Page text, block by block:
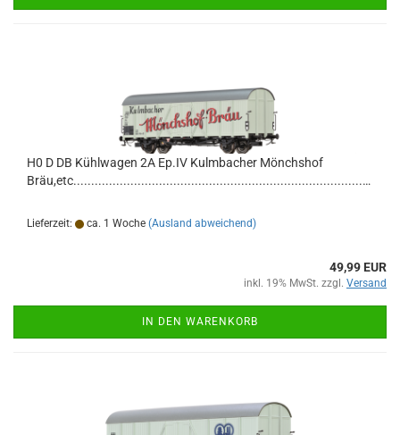
H0 D DB Kühlwagen 2A Ep.IV Kulmbacher Mönchshof
Bräu,etc...........................................................................................
Lieferzeit: ca. 1 Woche (Ausland abweichend)
49,99 EUR
inkl. 19% MwSt. zzgl. Versand
IN DEN WARENKORB